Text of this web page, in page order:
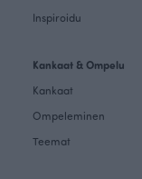
Inspiroidu
Kankaat & Ompelu
Kankaat
Ompeleminen
Teemat